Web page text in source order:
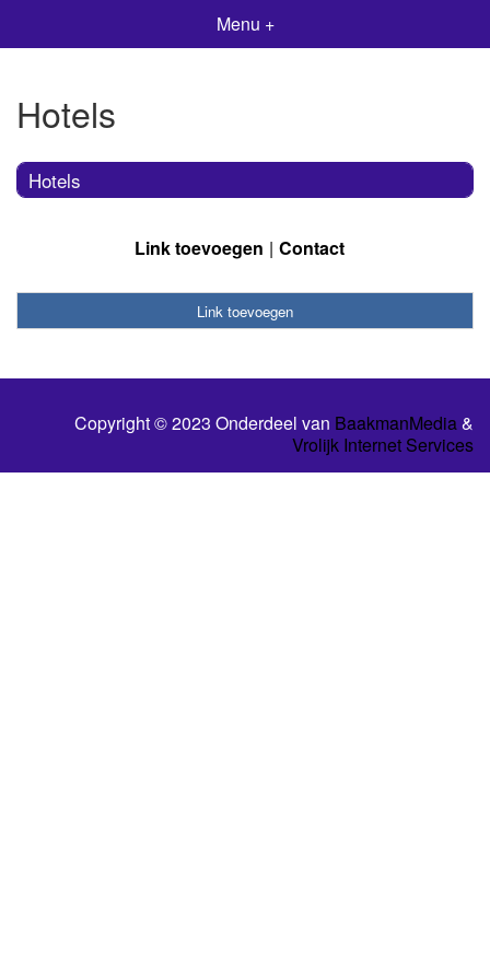
Menu +
Hotels
Hotels
Link toevoegen Contact
Link toevoegen
Copyright © 2023 Onderdeel van BaakmanMedia&
Vrolijk Internet Services